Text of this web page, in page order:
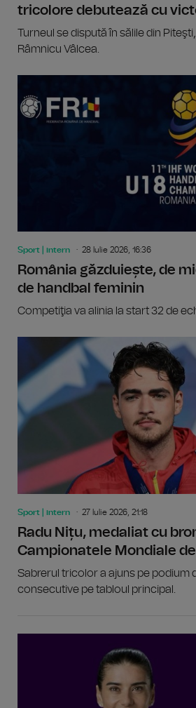
tricolore debutează cu
Turneul se dispută în sălile din
Râmnicu Vâlcea.
Sport | intern 28 Iulie 2026, 16:36
România găzduiește, de
de handbal feminin
Competiţia va alinia la start 32 de
Sport | intern 27 Iulie 2026, 21:18
Radu Nițu, medaliat cu
Campionatele Mondiale
Sabrerul tricolor a ajuns pe podium
consecutive pe tabloul principal.